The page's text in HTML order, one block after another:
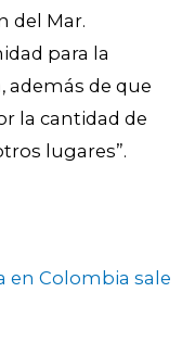
del Mar.
para la
además de que
la cantidad de
lugares”.
en Colombia sale